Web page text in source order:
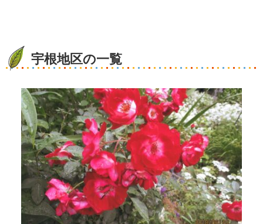
宇根地区の一覧